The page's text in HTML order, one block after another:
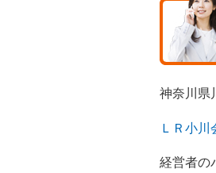
神奈川県
ＬＲ小川
経営者の